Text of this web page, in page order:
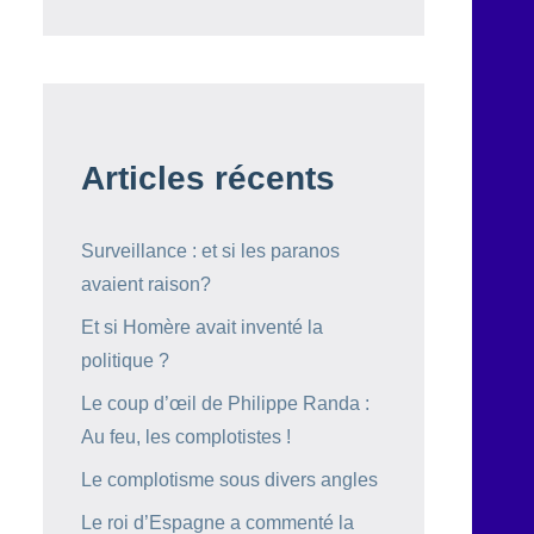
Articles récents
Surveillance : et si les paranos
avaient raison?
Et si Homère avait inventé la
politique ?
Le coup d’œil de Philippe Randa :
Au feu, les complotistes !
Le complotisme sous divers angles
Le roi d’Espagne a commenté la